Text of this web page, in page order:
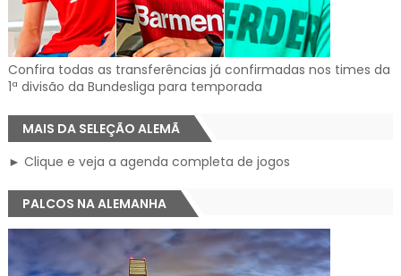
Confira todas as transferências já confirmadas nos times da
1ª divisão da Bundesliga para temporada
MAIS DA SELEÇÃO ALEMÃ
► Clique e veja a agenda completa de jogos
PALCOS NA ALEMANHA